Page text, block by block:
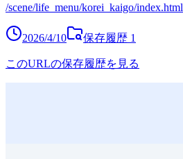
/scene/life_menu/korei_kaigo/index.html
2026/4/10 保存履歴 1
このURLの保存履歴を見る